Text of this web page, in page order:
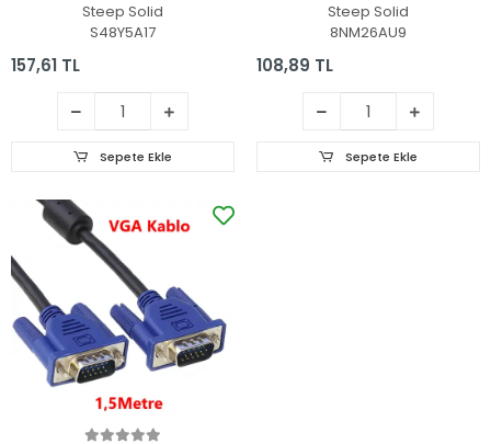
Steep Solid
S48Y5A17
157,61 TL
Sepete Ekle
Steep Solid
8NM26AU9
108,89 TL
Sepete Ekle